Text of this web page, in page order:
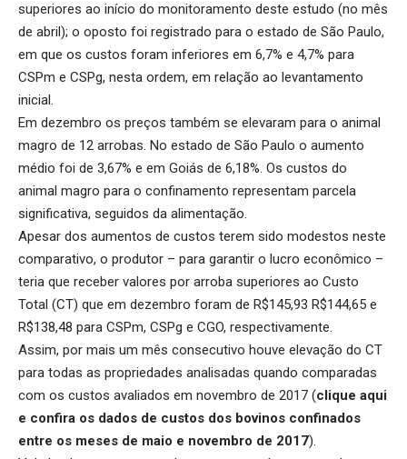
superiores ao início do monitoramento deste estudo (no mês
de abril); o oposto foi registrado para o estado de São Paulo,
em que os custos foram inferiores em 6,7% e 4,7% para
CSPm e CSPg, nesta ordem, em relação ao levantamento
inicial.
Em dezembro os preços também se elevaram para o animal
magro de 12 arrobas. No estado de São Paulo o aumento
médio foi de 3,67% e em Goiás de 6,18%. Os custos do
animal magro para o confinamento representam parcela
significativa, seguidos da alimentação.
Apesar dos aumentos de custos terem sido modestos neste
comparativo, o produtor – para garantir o lucro econômico –
teria que receber valores por arroba superiores ao Custo
Total (CT) que em dezembro foram de R$145,93 R$144,65 e
R$138,48 para CSPm, CSPg e CGO, respectivamente.
Assim, por mais um mês consecutivo houve elevação do CT
para todas as propriedades analisadas quando comparadas
com os custos avaliados em novembro de 2017 (clique aqui
e confira os dados de custos dos bovinos confinados
entre os meses de maio e novembro de 2017).